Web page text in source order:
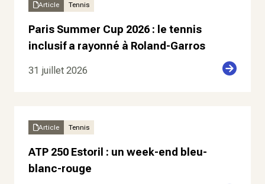
Article Tennis
Paris Summer Cup 2026 : le tennis
inclusif a rayonné à Roland-Garros
31 juillet 2026
Article Tennis
ATP 250 Estoril : un week-end bleu-
blanc-rouge